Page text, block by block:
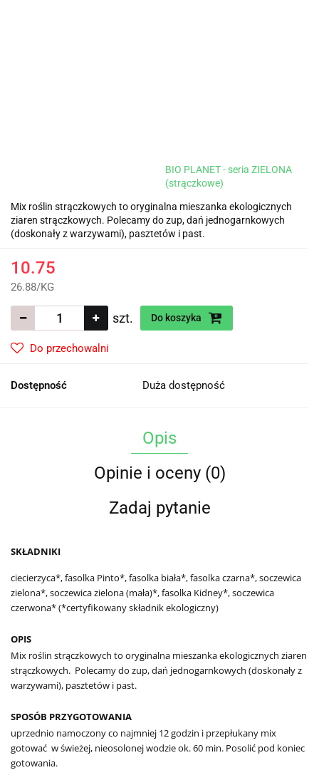
BIO PLANET - seria ZIELONA
(strączkowe)
Mix roślin strączkowych to oryginalna mieszanka ekologicznych
ziaren strączkowych. Polecamy do zup, dań jednogarnkowych
(doskonały z warzywami), pasztetów i past.
10.75
26.88/KG
szt. Do koszyka
Do przechowalni
Dostępność Duża dostępność
Opis
Opinie i oceny (0)
Zadaj pytanie
SKŁADNIKI
ciecierzyca*, fasolka Pinto*, fasolka biała*, fasolka czarna*, soczewica
zielona*, soczewica zielona (mała)*, fasolka Kidney*, soczewica
czerwona* (*certyfikowany składnik ekologiczny)
OPIS
Mix roślin strączkowych to oryginalna mieszanka ekologicznych ziaren
strączkowych. Polecamy do zup, dań jednogarnkowych (doskonały z
warzywami), pasztetów i past.
SPOSÓB PRZYGOTOWANIA
uprzednio namoczony co najmniej 12 godzin i przepłukany mix
gotować w świeżej, nieosolonej wodzie ok. 60 min. Posolić pod koniec
gotowania.